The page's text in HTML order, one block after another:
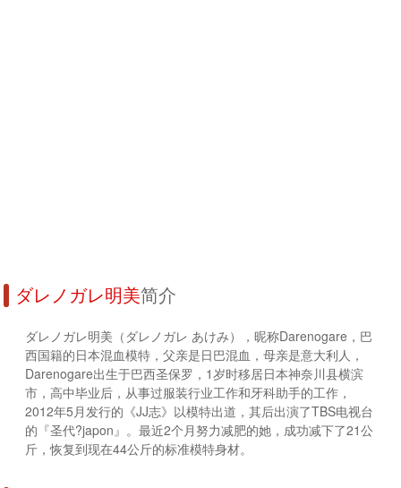
ダレノガレ明美简介
ダレノガレ明美（ダレノガレ あけみ），昵称Darenogare，巴
西国籍的日本混血模特，父亲是日巴混血，母亲是意大利人，
Darenogare出生于巴西圣保罗，1岁时移居日本神奈川县横滨
市，高中毕业后，从事过服装行业工作和牙科助手的工作，
2012年5月发行的《JJ志》以模特出道，其后出演了TBS电视台
的『圣代?japon』。最近2个月努力减肥的她，成功减下了21公
斤，恢复到现在44公斤的标准模特身材。